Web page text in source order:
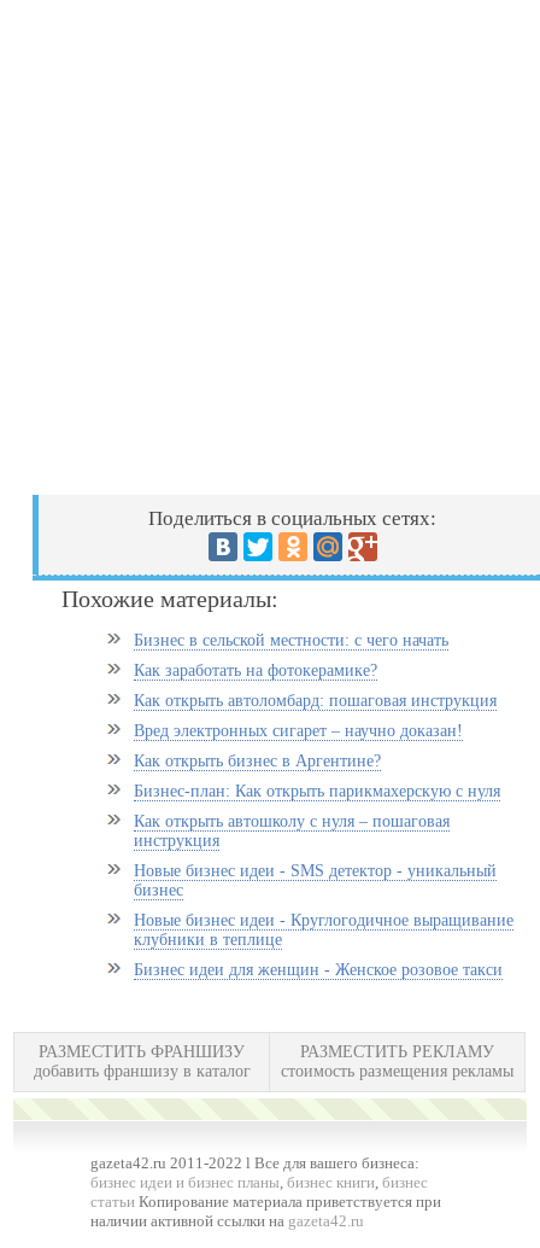
Поделиться в социальных сетях:
Похожие материалы:
Бизнес в сельской местности: с чего начать
Как заработать на фотокерамике?
Как открыть автоломбард: пошаговая инструкция
Вред электронных сигарет – научно доказан!
Как открыть бизнес в Аргентине?
Бизнес-план: Как открыть парикмахерскую с нуля
Как открыть автошколу с нуля – пошаговая
инструкция
Новые бизнес идеи - SMS детектор - уникальный
бизнес
Новые бизнес идеи - Круглогодичное выращивание
клубники в теплице
Бизнес идеи для женщин - Женское розовое такси
РАЗМЕСТИТЬ ФРАНШИЗУ
добавить франшизу в каталог
РАЗМЕСТИТЬ РЕКЛАМУ
стоимость размещения рекламы
gazeta42.ru 2011-2022 l Все для вашего бизнеса:
бизнес идеи и бизнес планы,бизнес книги,бизнес
статьи Копирование материала приветствуется при
наличии активной ссылки на gazeta42.ru